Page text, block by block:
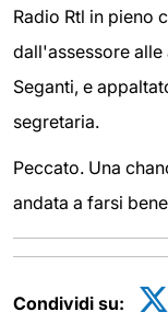
Radio Rtl in pieno
dall'assessore
Seganti, e
segretaria.
Peccato. Una
andata a farsi
Condividi su: